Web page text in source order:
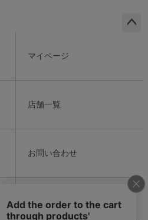
マイページ
店舗一覧
お問い合わせ
個人情報の取り扱い